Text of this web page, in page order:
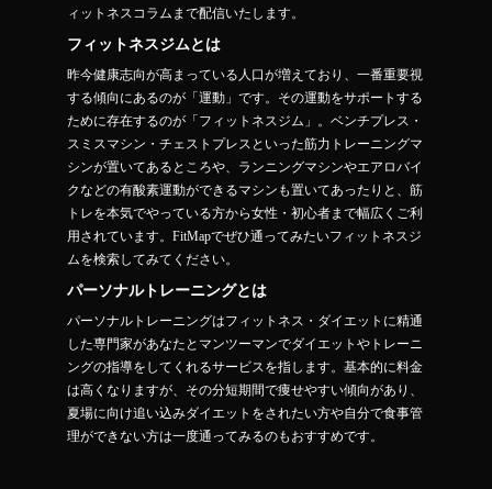
ィットネスコラムまで配信いたします。
フィットネスジムとは
昨今健康志向が高まっている人口が増えており、一番重要視
する傾向にあるのが「運動」です。その運動をサポートする
ために存在するのが「フィットネスジム」。ベンチプレス・
スミスマシン・チェストプレスといった筋力トレーニングマ
シンが置いてあるところや、ランニングマシンやエアロバイ
クなどの有酸素運動ができるマシンも置いてあったりと、筋
トレを本気でやっている方から女性・初心者まで幅広くご利
用されています。FitMapでぜひ通ってみたいフィットネスジ
ムを検索してみてください。
パーソナルトレーニングとは
パーソナルトレーニングはフィットネス・ダイエットに精通
した専門家があなたとマンツーマンでダイエットやトレーニ
ングの指導をしてくれるサービスを指します。基本的に料金
は高くなりますが、その分短期間で痩せやすい傾向があり、
夏場に向け追い込みダイエットをされたい方や自分で食事管
理ができない方は一度通ってみるのもおすすめです。